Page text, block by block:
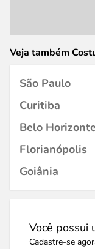
Veja também
São Paulo
Curitiba
Belo Horizonte
Florianópolis
Goiânia
Você possui
Cadastre-se